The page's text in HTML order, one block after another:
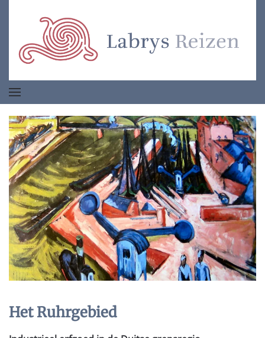
Terug naar hoofdinhoud
Het Ruhrgebied